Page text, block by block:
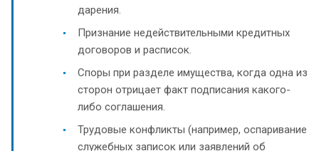
дарения.
Признание недействительными кредитных
договоров и расписок.
Споры при разделе имущества, когда одна из
сторон отрицает факт подписания какого-
либо соглашения.
Трудовые конфликты (например, оспаривание
служебных записок или заявлений об